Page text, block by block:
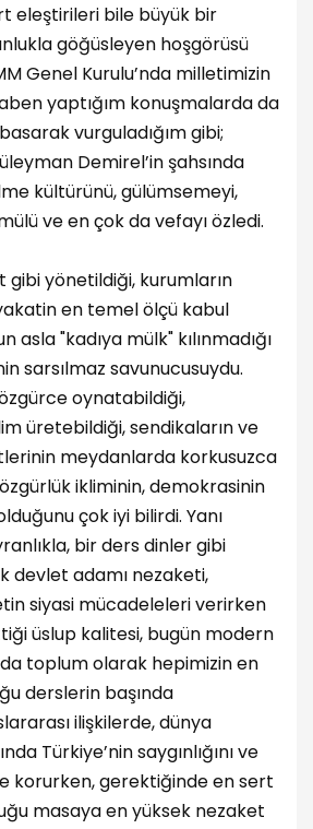
eleştirileri bile büyük bir
göğüsleyen hoşgörüsü
Genel Kurulu’nda milletimizin
yaptığım konuşmalarda da
vurguladığım gibi;
Demirel’in şahsında
kültürünü, gülümsemeyi,
ve en çok da vefayı özledi.
gibi yönetildiği, kurumların
en temel ölçü kabul
asla "kadıya mülk" kılınmadığı
sarsılmaz savunucusuydu.
özgürce oynatabildiği,
üretebildiği, sendikaların ve
meydanlarda korkusuzca
ikliminin, demokrasinin
çok iyi bilirdi. Yanı
bir ders dinler gibi
devlet adamı nezaketi,
siyasi mücadeleleri verirken
üslup kalitesi, bugün modern
toplum olarak hepimizin en
derslerin başında
ilişkilerde, dünya
Türkiye’nin saygınlığını ve
korurken, gerektiğinde en sert
masaya en yüksek nezaket